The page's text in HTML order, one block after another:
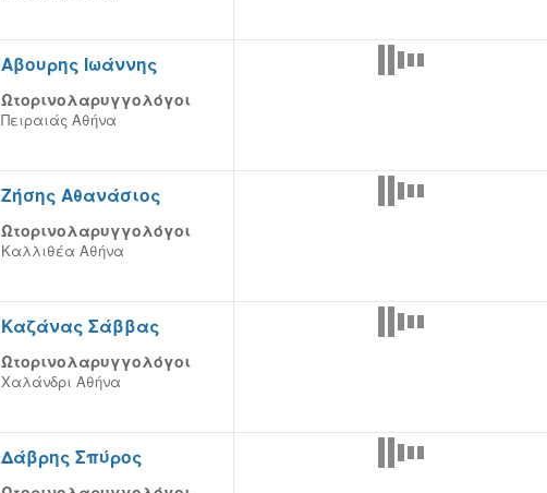
Αβουρης Ιωάννης
Ωτορινολαρυγγολόγοι
Πειραιάς Αθήνα
Ζήσης Αθανάσιος
Ωτορινολαρυγγολόγοι
Καλλιθέα Αθήνα
Καζάνας Σάββας
Ωτορινολαρυγγολόγοι
Χαλάνδρι Αθήνα
Δάβρης Σπύρος